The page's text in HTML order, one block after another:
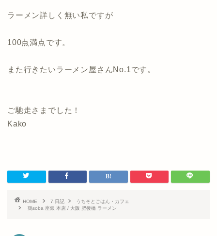
ラーメン詳しく無い私ですが
100点満点です。
また行きたいラーメン屋さんNo.1です。
ご馳走さまでした！
Kako
HOME 7.日記
うちそとごはん・カフェ
鶏soba 座銀 本店 / 大阪 肥後橋 ラーメン